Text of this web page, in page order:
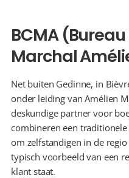
BCMA
Marchal
Net buiten Gedinne, in
onder leiding van Amélien
deskundige partner voor
combineren een
om zelfstandigen in de
typisch voorbeeld van een
klant staat.